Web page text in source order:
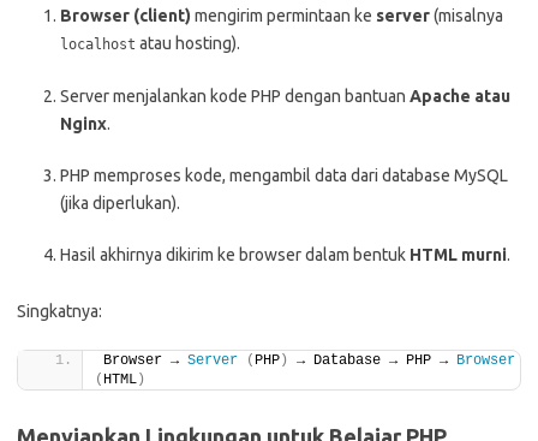
Browser (client) mengirim permintaan ke server(misalnya
localhost atau hosting).
Server menjalankan kode PHP dengan bantuan Apache atau
Nginx.
PHP memproses kode, mengambil data dari database MySQL
(jika diperlukan).
Hasil akhirnya dikirim ke browser dalam bentuk HTML murni.
Singkatnya:
Browser → Server ( PHP ) → Database → PHP → Browser
( HTML )
Menyiapkan Lingkungan untuk Belajar PHP